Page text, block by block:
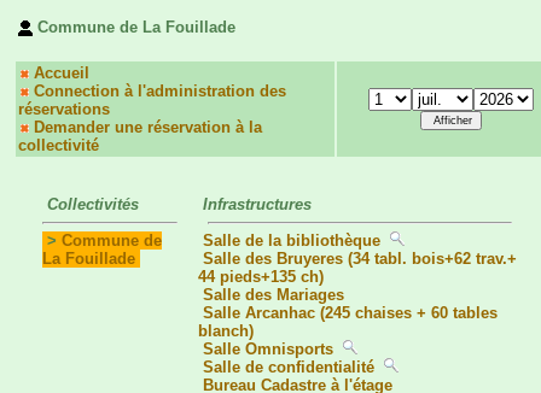
Commune de La Fouillade
Accueil
Connection à l'administration des
réservations
Demander une réservation à la
collectivité
Collectivités
> Commune de
La Fouillade
Infrastructures
Salle de la bibliothèque
Salle des Bruyeres (34 tabl. bois+62 trav.+
44 pieds+135 ch)
Salle des Mariages
Salle Arcanhac (245 chaises + 60 tables
blanch)
Salle Omnisports
Salle de confidentialité
Bureau Cadastre à l'étage